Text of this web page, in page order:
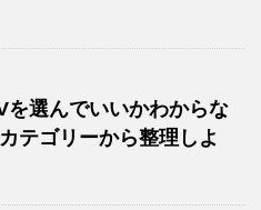
を選んでいいかわからな
テゴリーから整理しよ